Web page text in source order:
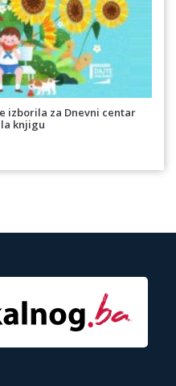
izborila za Dnevni centar
knjigu